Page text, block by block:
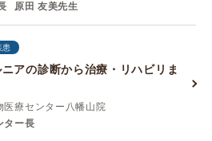
原田 友美先生
患
アの診断から治療・リハビリま
医療センター八幡山院
ター長